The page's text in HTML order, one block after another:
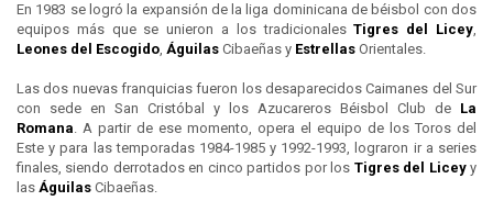
En 1983 se logró la expansión de la liga dominicana de béisbol con dos
equipos más que se unieron a los tradicionalesTigres del Licey,
Leones del Escogido, Águilas Cibaeñas y Estrellas Orientales.
Las dos nuevas franquicias fueron los desaparecidos Caimanes del Sur
con sede en San Cristóbal y los Azucareros Béisbol Club de La
Romana. A partir de ese momento, opera el equipo de los Toros del
Este y para las temporadas 1984-1985 y 1992-1993, lograron ir a series
finales, siendo derrotados en cinco partidos por los Tigres del Liceyy
las Águilas Cibaeñas.